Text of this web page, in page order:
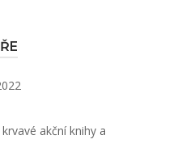
akční knihy a